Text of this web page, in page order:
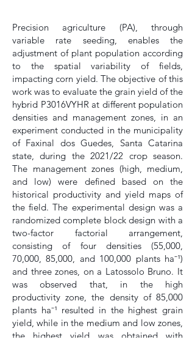
Precision agriculture (PA), through
variable rate seeding, enables the
adjustment of plant population according
to the spatial variability of fields,
impacting corn yield. The objective of this
work was to evaluate the grain yield of the
hybrid P3016VYHR at different population
densities and management zones, in an
experiment conducted in the municipality
of Faxinal dos Guedes, Santa Catarina
state, during the 2021/22 crop season.
The management zones (high, medium,
and low) were defined based on the
historical productivity and yield maps of
the field. The experimental design was a
randomized complete block design with a
two-factor factorial arrangement,
consisting of four densities (55,000,
70,000, 85,000, and 100,000 plants ha⁻¹)
and three zones, on a Latossolo Bruno. It
was observed that, in the high
productivity zone, the density of 85,000
plants ha⁻¹ resulted in the highest grain
yield, while in the medium and low zones,
the highest yield was obtained with